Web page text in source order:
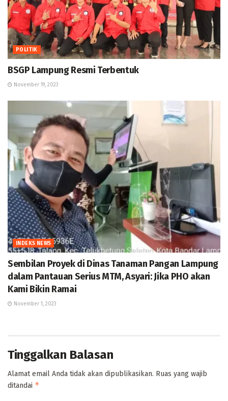
POLITIK
BSGP Lampung Resmi Terbentuk
November 19, 2023
INDEKS NEWS
Sembilan Proyek di Dinas Tanaman Pangan Lampung
dalam Pantauan Serius MTM, Asyari: Jika PHO akan
Kami Bikin Ramai
November 1, 2023
Tinggalkan Balasan
Alamat email Anda tidak akan dipublikasikan. Ruas yang wajib
ditandai *